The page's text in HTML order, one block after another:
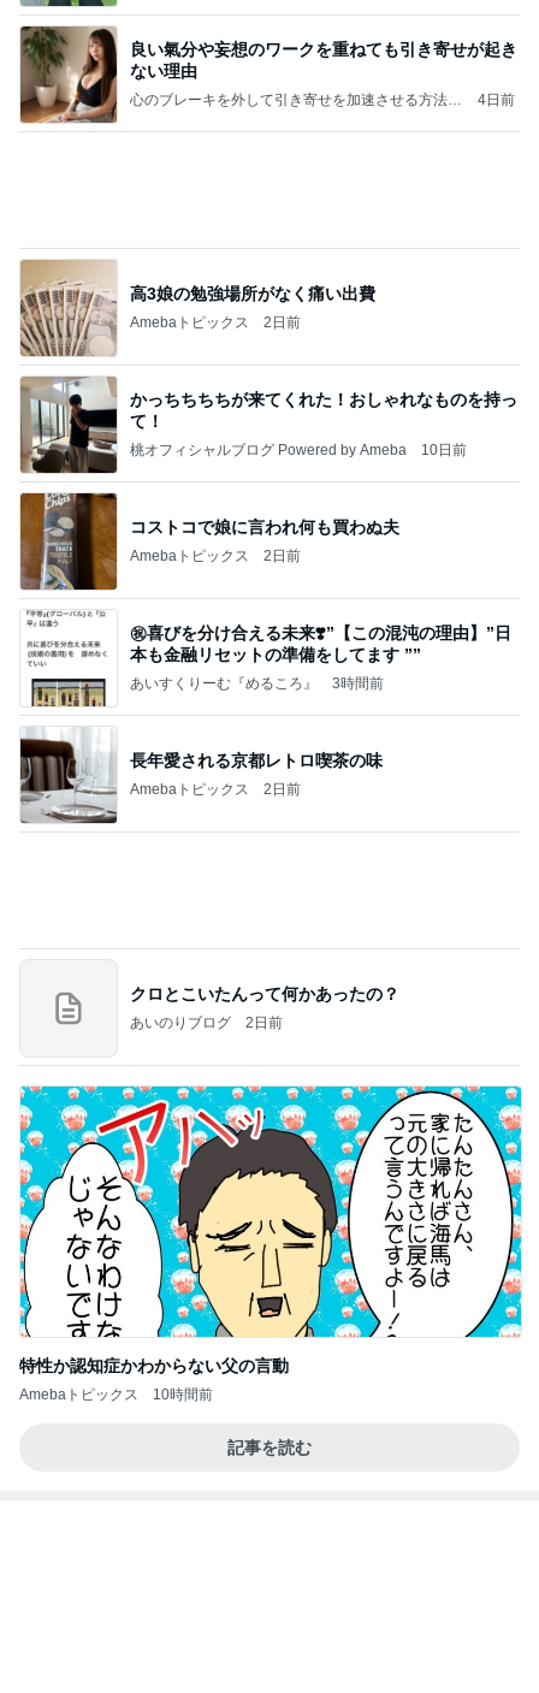
良い氣分や妄想のワークを重ねても引き寄せが起き
ない理由
心のブレーキを外して引き寄せを加速させる方法：
4日前
高3娘の勉強場所がなく痛い出費
Amebaトピックス 2日前
かっちちちちが来てくれた！おしゃれなものを持っ
て！
桃オフィシャルブログ Powered by Ameba 10日前
コストコで娘に言われ何も買わぬ夫
Amebaトピックス 2日前
㊗️喜びを分け合える未来❣️”【この混沌の理由】”⽇
本も⾦融リセットの準備をしてます ””
あいすくりーむ『めるころ』 3時間前
長年愛される京都レトロ喫茶の味
Amebaトピックス 2日前
クロとこいたんって何かあったの？
あいのりブログ 2日前
特性か認知症かわからない父の言動
Amebaトピックス 10時間前
記事を読む